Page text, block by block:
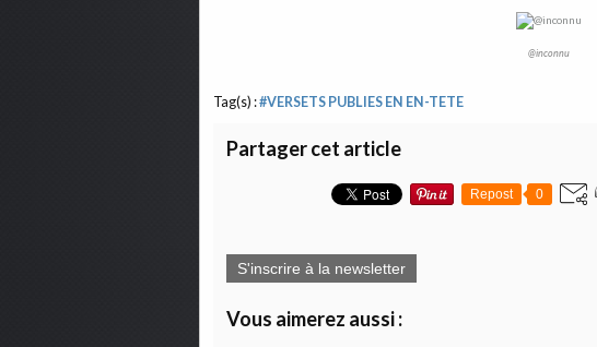
@inconnu
Tag(s) :#VERSETS PUBLIES EN EN-TETE
Partager cet article
Repost 0
S'inscrire à la newsletter
Vous aimerez aussi :